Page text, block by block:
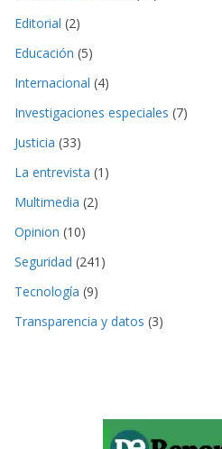
Editorial (2)
Educación (5)
Internacional (4)
Investigaciones especiales (7)
Justicia (33)
La entrevista (1)
Multimedia (2)
Opinion (10)
Seguridad (241)
Tecnología (9)
Transparencia y datos (3)